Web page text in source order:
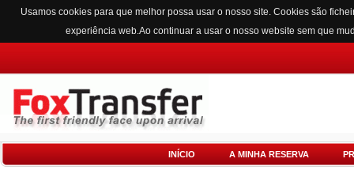
Usamos cookies para que melhor possa usar o nosso site. Cookies são
experiência web.Ao continuar a usar o nosso website sem que
INÍCIO A MINHA RESERVA